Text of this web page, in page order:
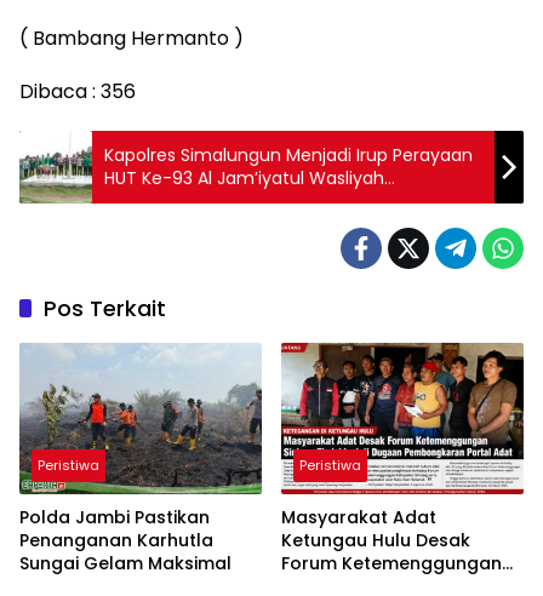
( Bambang Hermanto )
Dibaca : 356
Kapolres Simalungun Menjadi Irup Perayaan
HUT Ke-93 Al Jam’iyatul Wasliyah
Simalungun Berlangsung Meriah Dengan
Pos Terkait
Peristiwa
Polda Jambi Pastikan
Penanganan Karhutla
Sungai Gelam Maksimal
Peristiwa
Masyarakat Adat
Ketungau Hulu Desak
Forum Ketemenggungan